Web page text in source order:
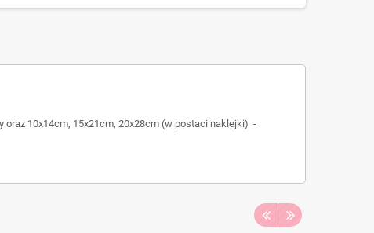
10x14cm, 15x21cm, 20x28cm (w postaci naklejki) -